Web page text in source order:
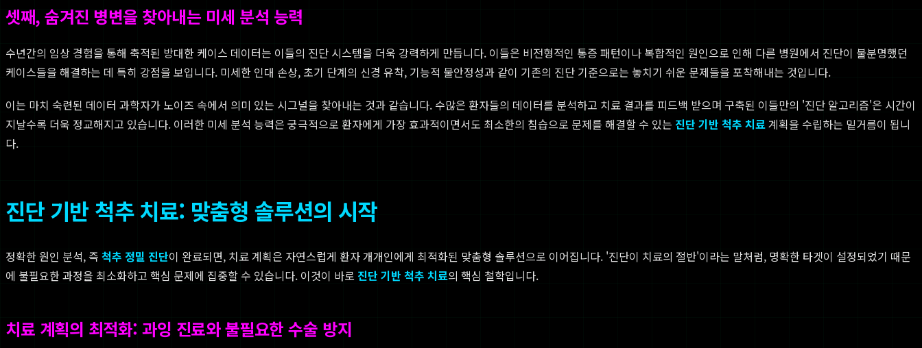
셋째, 숨겨진 병변을 찾아내는 미세 분석 능력
수년간의 임상 경험을 통해 축적된 방대한 케이스 데이터는 이들의 진단 시스템을 더욱 강력하게 만듭니다. 이들은 비전형적인 통증 패턴이나 복합적인 원인으로 인해 다른 병원에서 진단이 불분명했던
케이스들을 해결하는 데 특히 강점을 보입니다. 미세한 인대 손상, 초기 단계의 신경 유착, 기능적 불안정성과 같이 기존의 진단 기준으로는 놓치기 쉬운 문제들을 포착해내는 것입니다.
이는 마치 숙련된 데이터 과학자가 노이즈 속에서 의미 있는 시그널을 찾아내는 것과 같습니다. 수많은 환자들의 데이터를 분석하고 치료 결과를 피드백 받으며 구축된 이들만의 '진단 알고리즘'은 시간이
지날수록 더욱 정교해지고 있습니다. 이러한 미세 분석 능력은 궁극적으로 환자에게 가장 효과적이면서도 최소한의 침습으로 문제를 해결할 수 있는 진단 기반 척추 치료계획을 수립하는 밑거름이 됩니
다.
진단 기반 척추 치료: 맞춤형 솔루션의 시작
정확한 원인 분석, 즉 척추 정밀 진단이 완료되면, 치료 계획은 자연스럽게 환자 개개인에게 최적화된 맞춤형 솔루션으로 이어집니다. '진단이 치료의 절반'이라는 말처럼, 명확한 타겟이 설정되었기 때문
에 불필요한 과정을 최소화하고 핵심 문제에 집중할 수 있습니다. 이것이 바로 진단 기반 척추 치료의 핵심 철학입니다.
치료 계획의 최적화: 과잉 진료와 불필요한 수술 방지